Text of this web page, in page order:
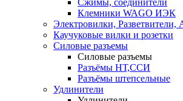
Сжимы, соединители
Клемники WAGO ИЭК
Электровилки, Разветвители,
Каучуковые вилки и розетки
Силовые разъемы
Силовые разъемы
Разъёмы НТ,ССИ
Разъёмы штепсельные
Удлинители